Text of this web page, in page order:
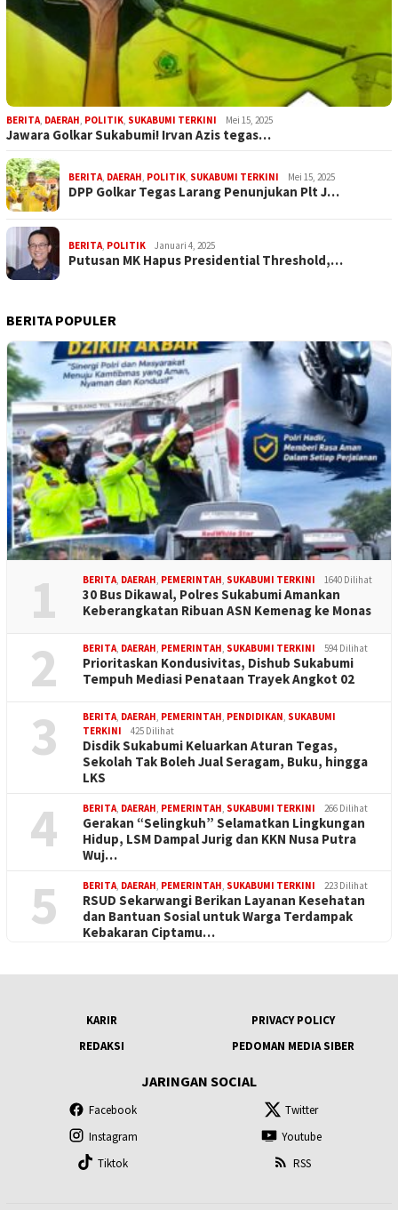
BERITA, DAERAH, POLITIK, SUKABUMI TERKINI Mei 15, 2025
Jawara Golkar Sukabumi! Irvan Azis tegas…
BERITA, DAERAH, POLITIK, SUKABUMI TERKINI Mei 15, 2025
DPP Golkar Tegas Larang Penunjukan Plt J…
BERITA, POLITIK Januari 4, 2025
Putusan MK Hapus Presidential Threshold,…
BERITA POPULER
1 BERITA, DAERAH, PEMERINTAH, SUKABUMI TERKINI 1640 Dilihat
30 Bus Dikawal, Polres Sukabumi Amankan
Keberangkatan Ribuan ASN Kemenag ke Monas
2 BERITA, DAERAH, PEMERINTAH, SUKABUMI TERKINI 594 Dilihat
Prioritaskan Kondusivitas, Dishub Sukabumi
Tempuh Mediasi Penataan Trayek Angkot 02
3 BERITA, DAERAH, PEMERINTAH, PENDIDIKAN, SUKABUMI
TERKINI
425 Dilihat
Disdik Sukabumi Keluarkan Aturan Tegas,
Sekolah Tak Boleh Jual Seragam, Buku, hingga
LKS
4 BERITA, DAERAH, PEMERINTAH, SUKABUMI TERKINI 266 Dilihat
Gerakan “Selingkuh” Selamatkan Lingkungan
Hidup, LSM Dampal Jurig dan KKN Nusa Putra
Wuj…
5 BERITA, DAERAH, PEMERINTAH, SUKABUMI TERKINI 223 Dilihat
RSUD Sekarwangi Berikan Layanan Kesehatan
dan Bantuan Sosial untuk Warga Terdampak
Kebakaran Ciptamu…
KARIR
PRIVACY POLICY
REDAKSI
PEDOMAN MEDIA SIBER
JARINGAN SOCIAL
Facebook
Twitter
Instagram
Youtube
Tiktok
RSS